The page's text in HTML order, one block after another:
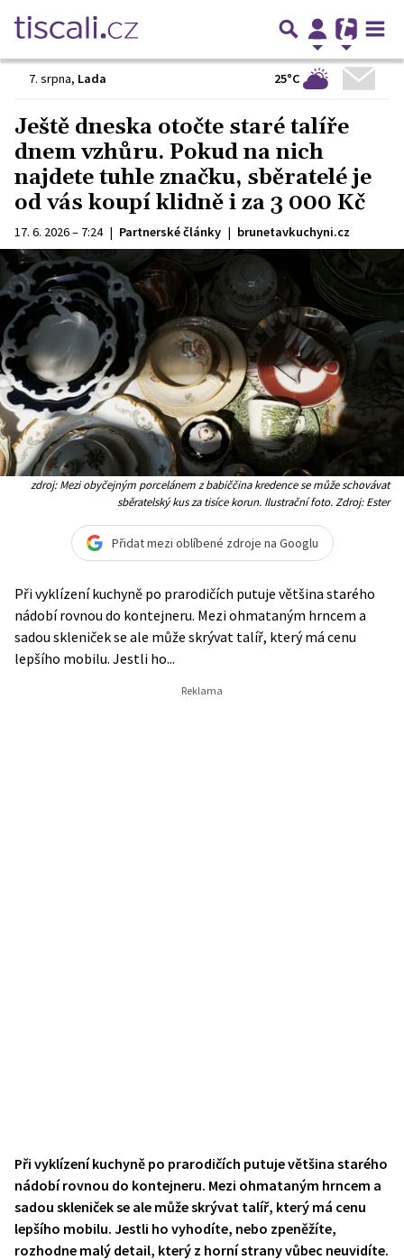
7. srpna, Lada 25°C
Ještě dneska otočte staré talíře
dnem vzhůru. Pokud na nich
najdete tuhle značku, sběratelé je
od vás koupí klidně i za 3 000 Kč
17. 6. 2026 – 7:24 | Partnerské články | brunetavkuchyni.cz
zdroj: Mezi obyčejným porcelánem z babiččina kredence se může schovávat
sběratelský kus za tisíce korun. Ilustrační foto. Zdroj: Ester
Přidat mezi oblíbené zdroje na Googlu
Při vyklízení kuchyně po prarodičích putuje většina starého
nádobí rovnou do kontejneru. Mezi ohmataným hrncem a
sadou skleniček se ale může skrývat talíř, který má cenu
lepšího mobilu. Jestli ho...
Při vyklízení kuchyně po prarodičích putuje většina starého
nádobí rovnou do kontejneru. Mezi ohmataným hrncem a
sadou skleniček se ale může skrývat talíř, který má cenu
lepšího mobilu. Jestli ho vyhodíte, nebo zpeněžíte,
rozhodne malý detail, který z horní strany vůbec neuvidíte.